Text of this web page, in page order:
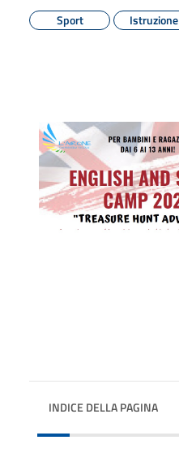
Sport
Istruzione
INDICE DELLA PAGINA